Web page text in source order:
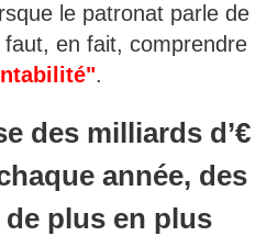
le patronat parle de
faut, en fait, comprendre
.
des milliards d’€
année, des
plus en plus